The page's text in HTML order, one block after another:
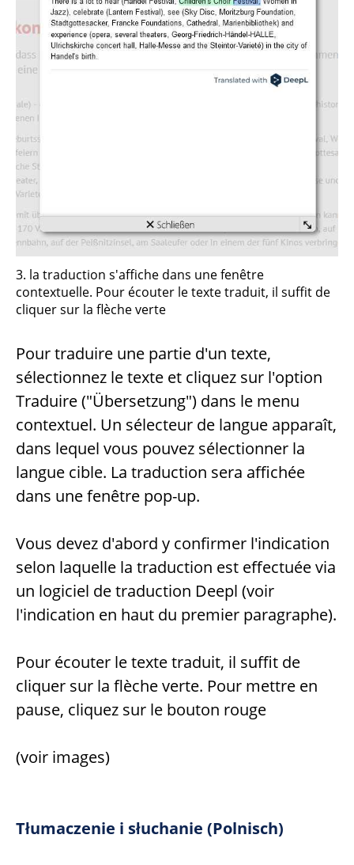
3. la traduction s'affiche dans une fenêtre
contextuelle. Pour écouter le texte traduit, il suffit de
cliquer sur la flèche verte
Pour traduire une partie d'un texte,
sélectionnez le texte et cliquez sur l'option
Traduire ("Übersetzung") dans le menu
contextuel. Un sélecteur de langue apparaît,
dans lequel vous pouvez sélectionner la
langue cible. La traduction sera affichée
dans une fenêtre pop-up.
Vous devez d'abord y confirmer l'indication
selon laquelle la traduction est effectuée via
un logiciel de traduction Deepl (voir
l'indication en haut du premier paragraphe).
Pour écouter le texte traduit, il suffit de
cliquer sur la flèche verte. Pour mettre en
pause, cliquez sur le bouton rouge
(voir images)
Tłumaczenie i słuchanie (Polnisch)